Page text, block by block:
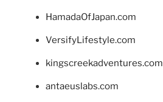
HamadaOfJapan.com
VersifyLifestyle.com
kingscreekadventures.com
antaeuslabs.com